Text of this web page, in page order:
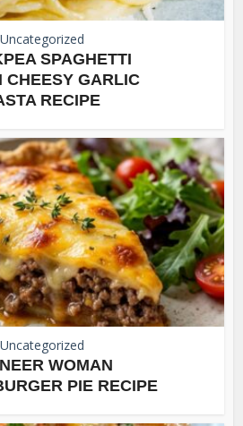
Uncategorized
SPAGHETTI
CHEESY GARLIC
RECIPE
Uncategorized
WOMAN
PIE RECIPE